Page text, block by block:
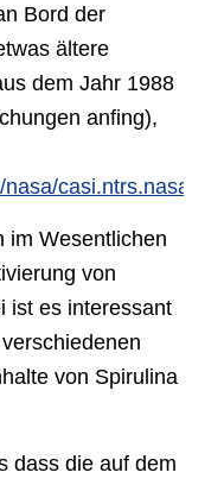
Bord der
ältere
dem Jahr 1988
anfing),
im Wesentlichen
von
ist es interessant
von Spirulina
dass die auf dem